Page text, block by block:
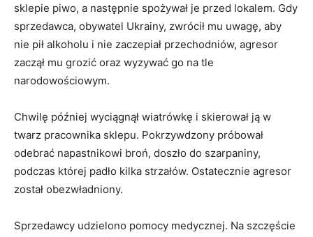
sklepie piwo, a następnie spożywał je przed lokalem. Gdy
sprzedawca, obywatel Ukrainy, zwrócił mu uwagę, aby
nie pił alkoholu i nie zaczepiał przechodniów, agresor
zaczął mu grozić oraz wyzywać go na tle
narodowościowym.
Chwilę później wyciągnął wiatrówkę i skierował ją w
twarz pracownika sklepu. Pokrzywdzony próbował
odebrać napastnikowi broń, doszło do szarpaniny,
podczas której padło kilka strzałów. Ostatecznie agresor
został obezwładniony.
Sprzedawcy udzielono pomocy medycznej. Na szczęście